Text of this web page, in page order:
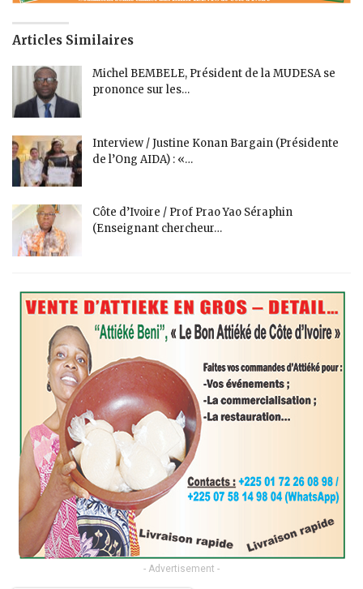
Articles Similaires
Michel BEMBELE, Président de la MUDESA se
prononce sur les…
Interview / Justine Konan Bargain (Présidente
de l’Ong AIDA) : «…
Côte d’Ivoire / Prof Prao Yao Séraphin
(Enseignant chercheur…
- Advertisement -